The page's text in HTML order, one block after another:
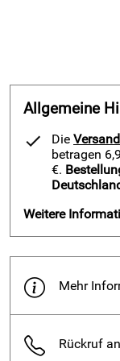
Design:
Seitenstreifen
Bund: elastisch
Schnitt: unisex
Einsatz:
Unterschied von
Materialien
Feuchtigkeit
als Baumwolle
Allgemeine
Die
betragen
€.
Weitere
Mehr
Rückruf